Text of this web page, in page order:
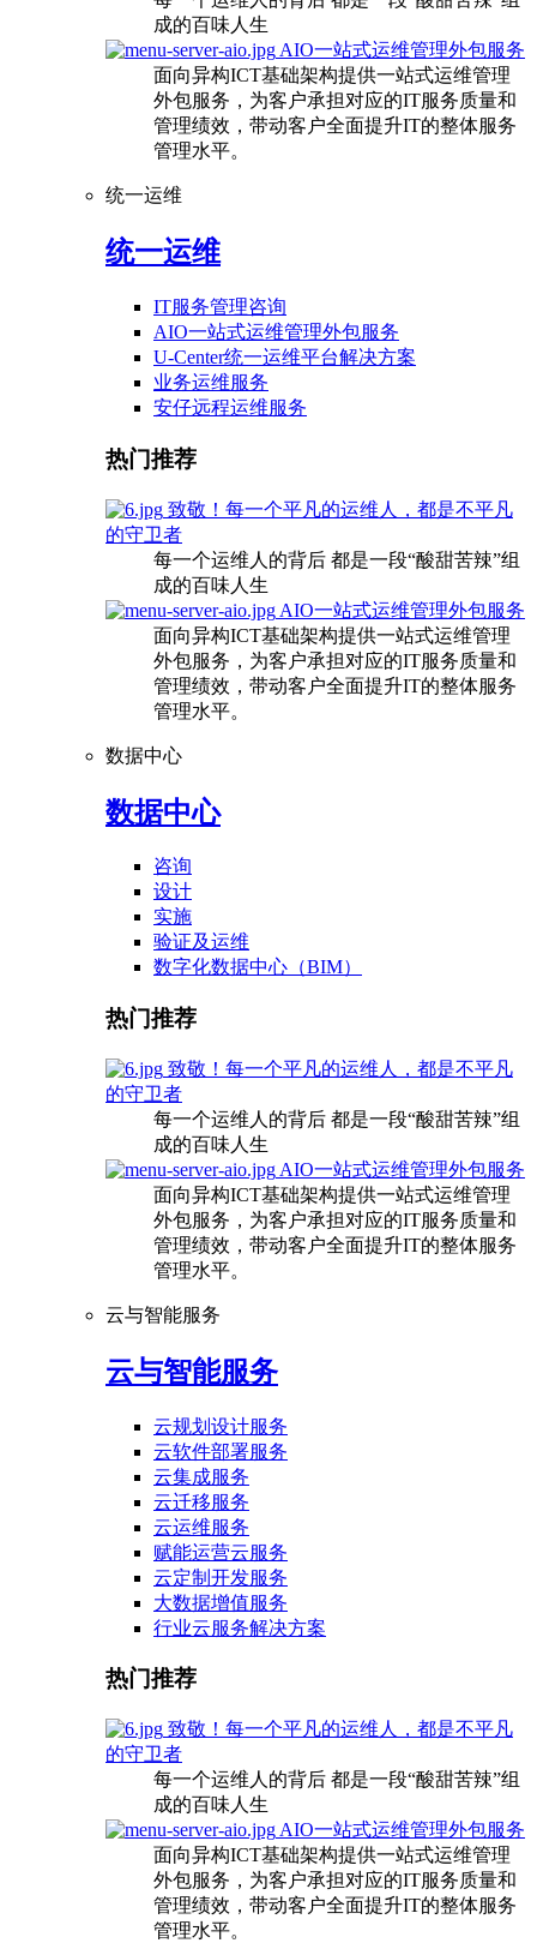
成的百味人生
AIO一站式运维管理外包服务
面向异构ICT基础架构提供一站式运维管理
外包服务，为客户承担对应的IT服务质量和
管理绩效，带动客户全面提升IT的整体服务
管理水平。
统一运维
统一运维
IT服务管理咨询
AIO一站式运维管理外包服务
U-Center统一运维平台解决方案
业务运维服务
安仔远程运维服务
热门推荐
致敬！每一个平凡的运维人，都是不平凡
的守卫者
每一个运维人的背后 都是一段“酸甜苦辣”组
成的百味人生
AIO一站式运维管理外包服务
面向异构ICT基础架构提供一站式运维管理
外包服务，为客户承担对应的IT服务质量和
管理绩效，带动客户全面提升IT的整体服务
管理水平。
数据中心
数据中心
咨询
设计
实施
验证及运维
数字化数据中心（BIM）
热门推荐
致敬！每一个平凡的运维人，都是不平凡
的守卫者
每一个运维人的背后 都是一段“酸甜苦辣”组
成的百味人生
AIO一站式运维管理外包服务
面向异构ICT基础架构提供一站式运维管理
外包服务，为客户承担对应的IT服务质量和
管理绩效，带动客户全面提升IT的整体服务
管理水平。
云与智能服务
云与智能服务
云规划设计服务
云软件部署服务
云集成服务
云迁移服务
云运维服务
赋能运营云服务
云定制开发服务
大数据增值服务
行业云服务解决方案
热门推荐
致敬！每一个平凡的运维人，都是不平凡
的守卫者
每一个运维人的背后 都是一段“酸甜苦辣”组
成的百味人生
AIO一站式运维管理外包服务
面向异构ICT基础架构提供一站式运维管理
外包服务，为客户承担对应的IT服务质量和
管理绩效，带动客户全面提升IT的整体服务
管理水平。